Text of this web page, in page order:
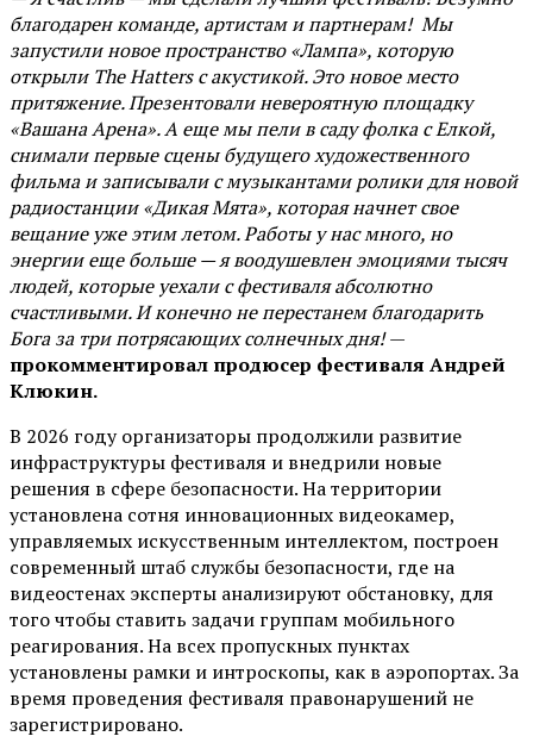
благодарен команде, артистам и партнерам! Мы
запустили новое пространство «Лампа», которую
открыли The Hatters с акустикой. Это новое место
притяжение. Презентовали невероятную площадку
«Вашана Арена». А еще мы пели в саду фолка с Елкой,
снимали первые сцены будущего художественного
фильма и записывали с музыкантами ролики для новой
радиостанции «Дикая Мята», которая начнет свое
вещание уже этим летом. Работы у нас много, но
энергии еще больше — я воодушевлен эмоциями тысяч
людей, которые уехали с фестиваля абсолютно
счастливыми. И конечно не перестанем благодарить
Бога за три потрясающих солнечных дня!—
прокомментировал продюсер фестиваля Андрей
Клюкин.
В 2026 году организаторы продолжили развитие
инфраструктуры фестиваля и внедрили новые
решения в сфере безопасности. На территории
установлена сотня инновационных видеокамер,
управляемых искусственным интеллектом, построен
современный штаб службы безопасности, где на
видеостенах эксперты анализируют обстановку, для
того чтобы ставить задачи группам мобильного
реагирования. На всех пропускных пунктах
установлены рамки и интроскопы, как в аэропортах. За
время проведения фестиваля правонарушений не
зарегистрировано.